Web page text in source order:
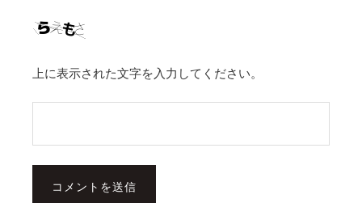
上に表示された文字を入力してください。